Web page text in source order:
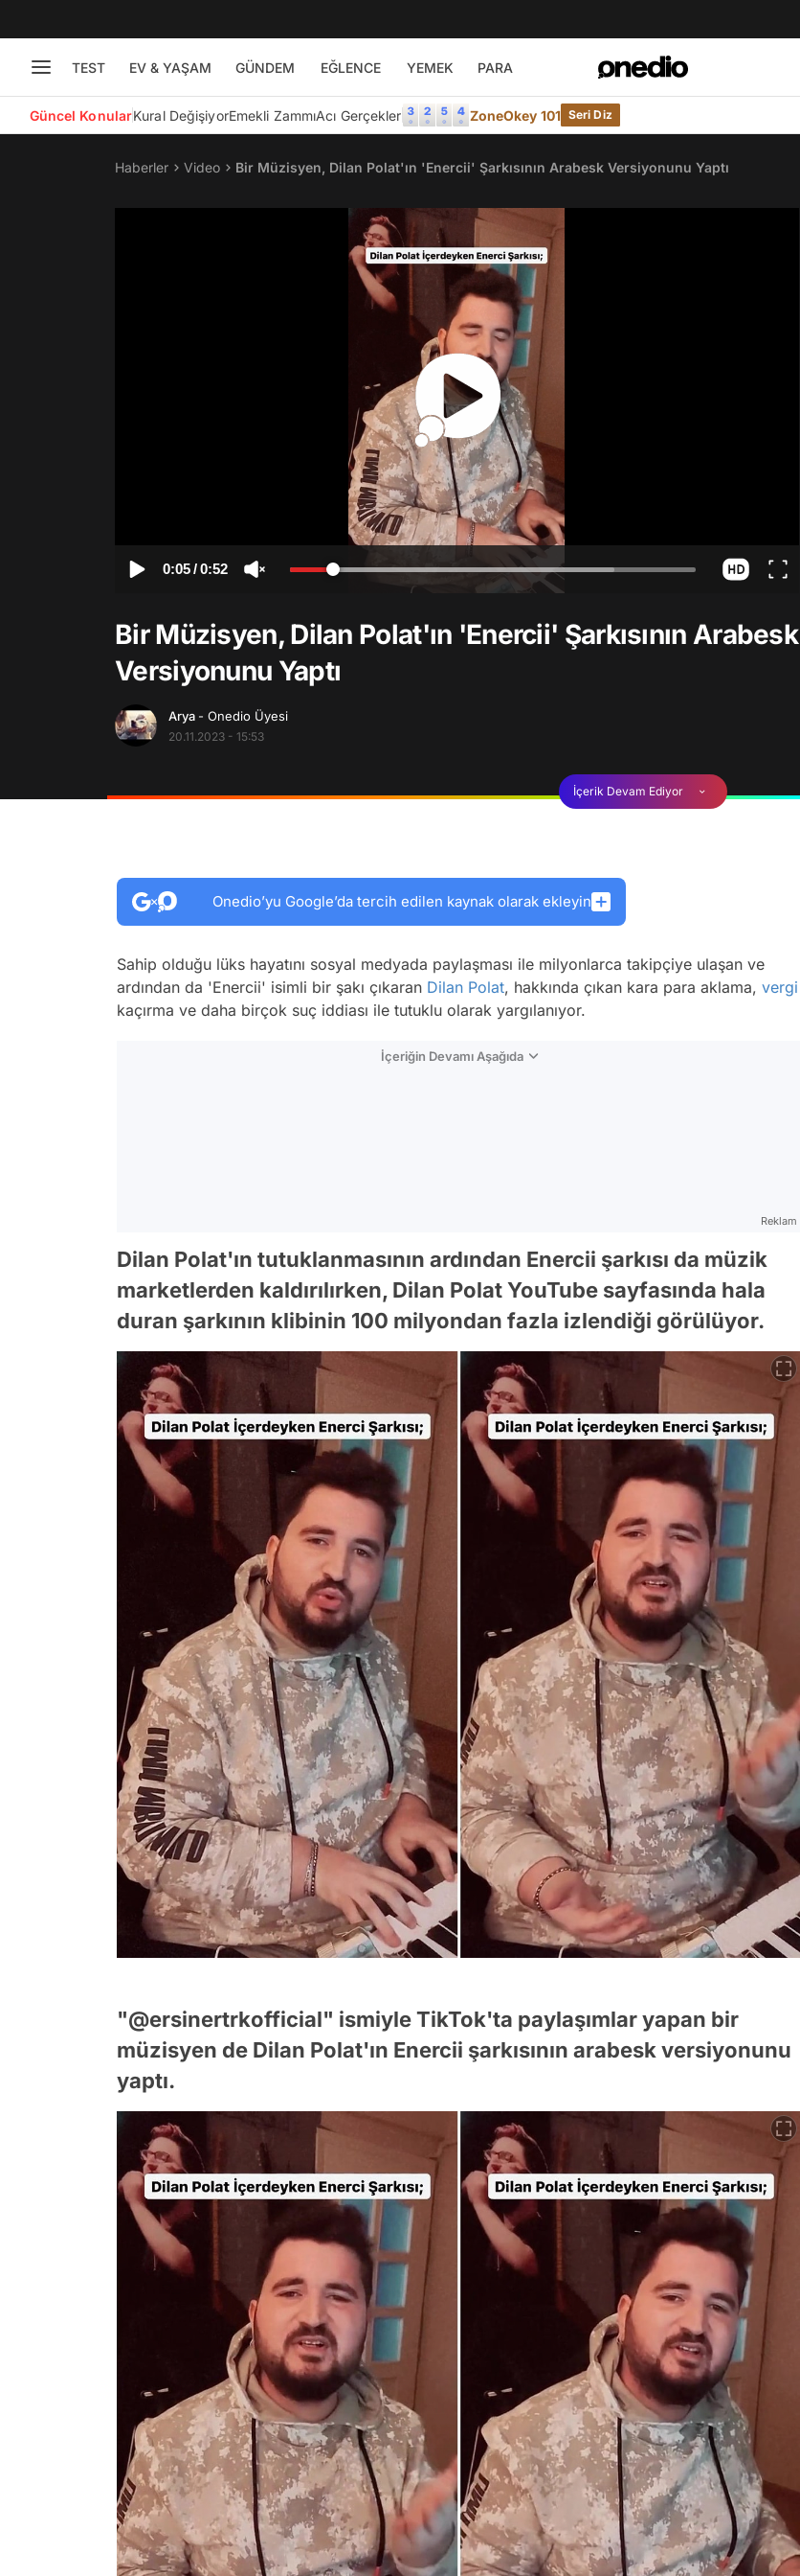
TEST EV & YAŞAM GÜNDEM EĞLENCE YEMEK PARA
Güncel KonularKural DeğişiyorEmekli ZammıAcı Gerçekler ZoneOkey 101 Seri Diz
Haberler Video Bir Müzisyen, Dilan Polat'ın 'Enercii' Şarkısının Arabesk Versiyonunu Yaptı
0:05/0:52
Bir Müzisyen, Dilan Polat'ın 'Enercii' Şarkısının Arabesk
Versiyonunu Yaptı
Arya - Onedio Üyesi
20.11.2023 - 15:53
İçerik Devam Ediyor
Onedio’yu Google’da tercih edilen kaynak olarak ekleyin
Sahip olduğu lüks hayatını sosyal medyada paylaşması ile milyonlarca takipçiye ulaşan ve
ardından da 'Enercii' isimli bir şakı çıkaran Dilan Polat, hakkında çıkan kara para aklama, vergi
kaçırma ve daha birçok suç iddiası ile tutuklu olarak yargılanıyor.
İçeriğin Devamı Aşağıda
Reklam
Dilan Polat'ın tutuklanmasının ardından Enercii şarkısı da müzik
marketlerden kaldırılırken, Dilan Polat YouTube sayfasında hala
duran şarkının klibinin 100 milyondan fazla izlendiği görülüyor.
"@ersinertrkofficial" ismiyle TikTok'ta paylaşımlar yapan bir
müzisyen de Dilan Polat'ın Enercii şarkısının arabesk versiyonunu
yaptı.